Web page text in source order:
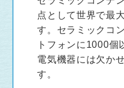
点として世界で最
す。セラミックコ
トフォンに1000個
電気機器には欠か
す。